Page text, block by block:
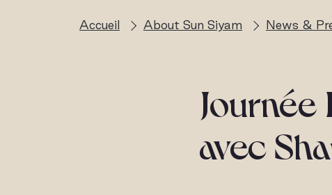
Accueil About Sun Siyam News &
Journée
avec